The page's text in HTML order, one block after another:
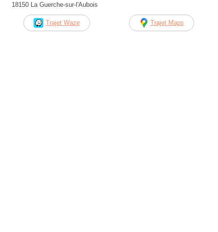
18150 La Guerche-sur-l'Aubois
Trajet Waze Trajet Maps